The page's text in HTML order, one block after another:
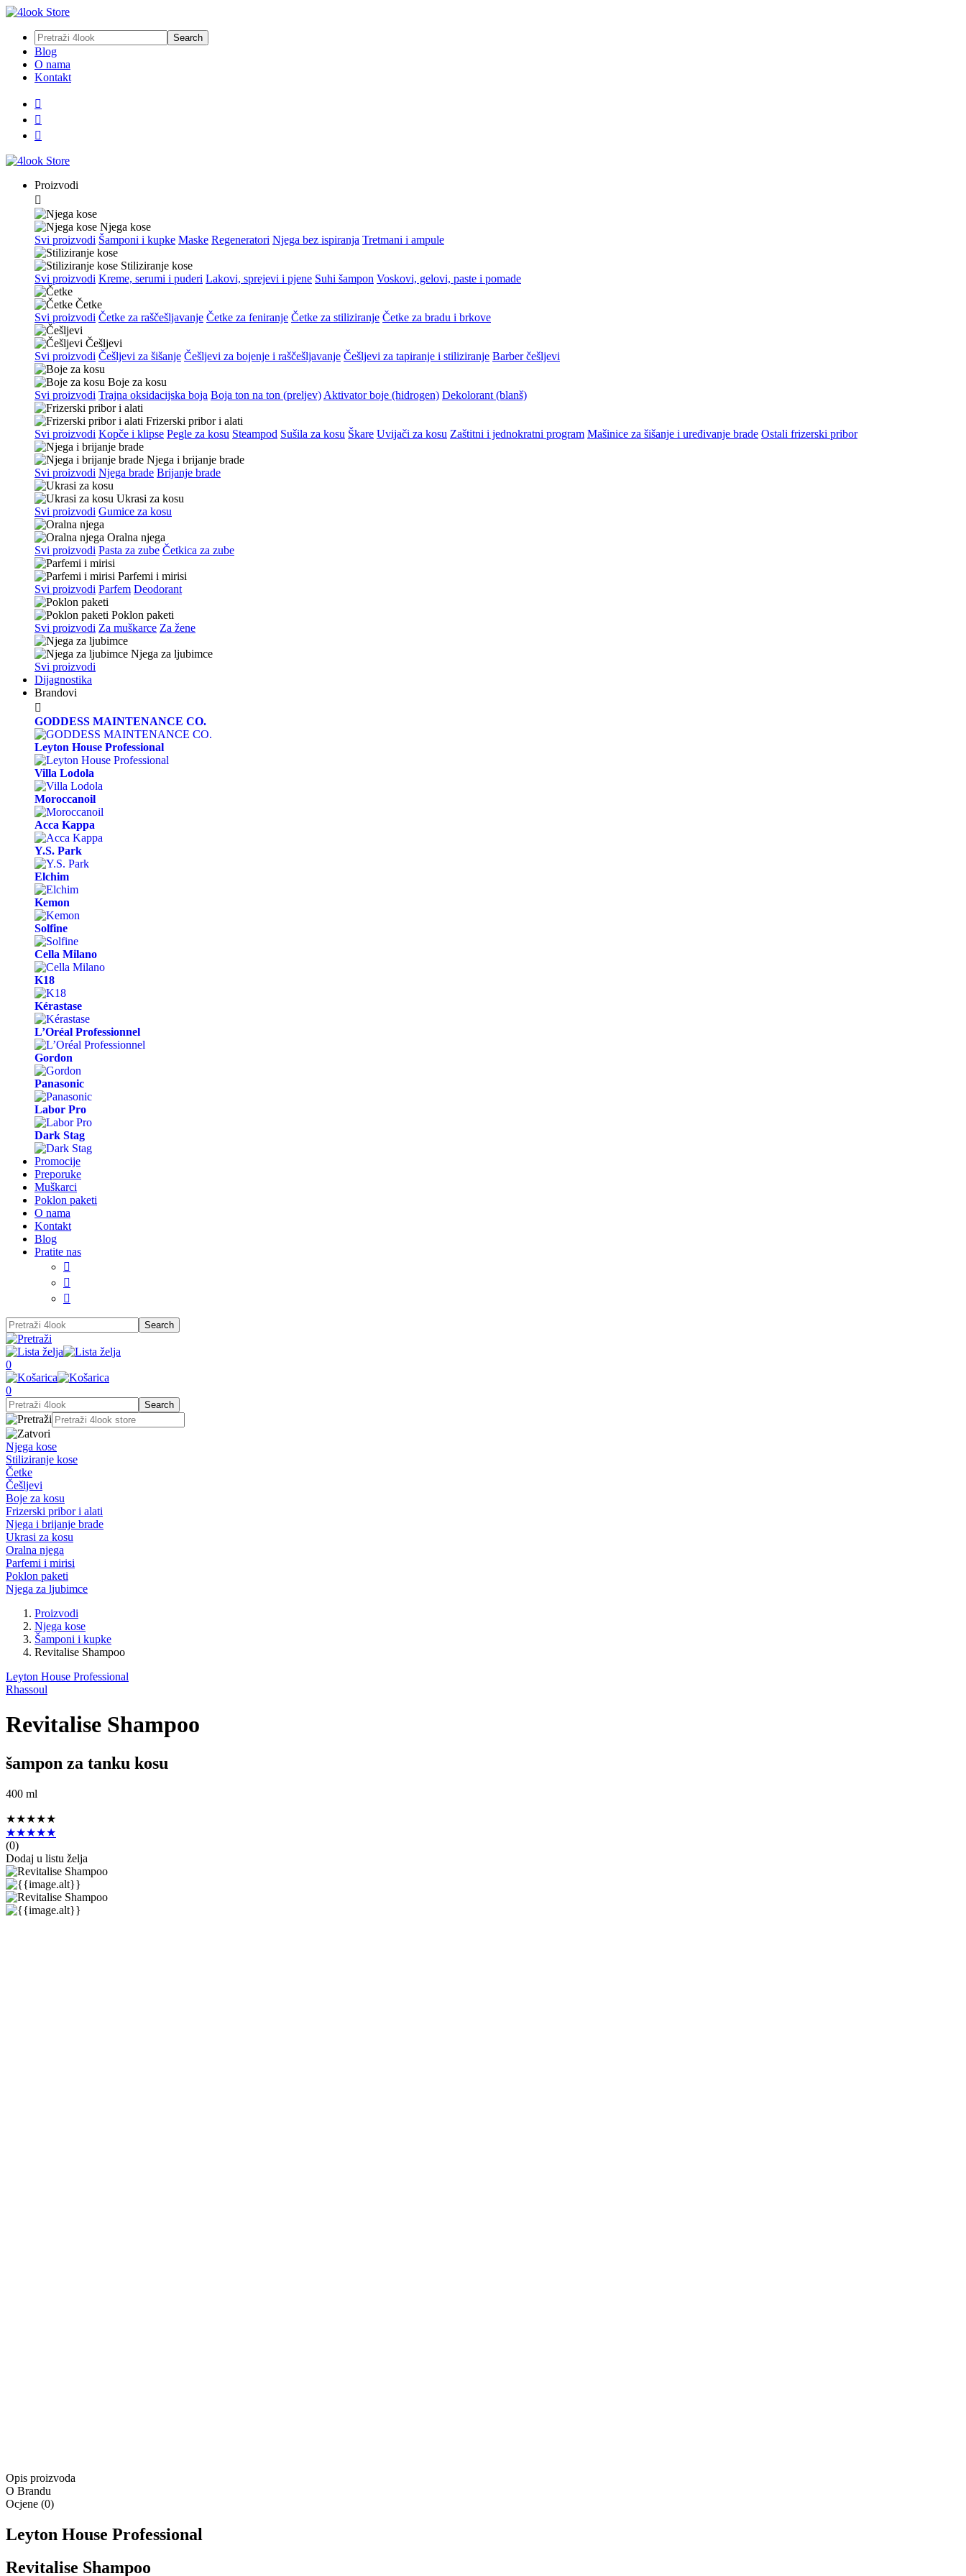
Blog
O nama
Kontakt



Proizvodi

Njega kose
Svi proizvodi Šamponi i kupke Maske Regeneratori Njega bez ispiranja Tretmani i ampule
Stiliziranje kose
Svi proizvodi Kreme, serumi i puderi Lakovi, sprejevi i pjene Suhi šampon Voskovi, gelovi, paste i pomade
Četke
Svi proizvodi Četke za raščešljavanje Četke za feniranje Četke za stiliziranje Četke za bradu i brkove
Češljevi
Svi proizvodi Češljevi za šišanje Češljevi za bojenje i raščešljavanje Češljevi za tapiranje i stiliziranje Barber češljevi
Boje za kosu
Svi proizvodi Trajna oksidacijska boja Boja ton na ton (preljev) Aktivator boje (hidrogen) Dekolorant (blanš)
Frizerski pribor i alati
Svi proizvodi Kopče i klipse Pegle za kosu Steampod Sušila za kosu Škare Uvijači za kosu Zaštitni i jednokratni program Mašinice za šišanje i uređivanje brade Ostali frizerski pribor
Njega i brijanje brade
Svi proizvodi Njega brade Brijanje brade
Ukrasi za kosu
Svi proizvodi Gumice za kosu
Oralna njega
Svi proizvodi Pasta za zube Četkica za zube
Parfemi i mirisi
Svi proizvodi Parfem Deodorant
Poklon paketi
Svi proizvodi Za muškarce Za žene
Njega za ljubimce
Svi proizvodi
Dijagnostika
Brandovi

GODDESS MAINTENANCE CO.
Leyton House Professional
Villa Lodola
Moroccanoil
Acca Kappa
Y.S. Park
Elchim
Kemon
Solfine
Cella Milano
K18
Kérastase
L’Oréal Professionnel
Gordon
Panasonic
Labor Pro
Dark Stag
Promocije
Preporuke
Muškarci
Poklon paketi
O nama
Kontakt
Blog
Pratite nas



0
0
Njega kose
Stiliziranje kose
Četke
Češljevi
Boje za kosu
Frizerski pribor i alati
Njega i brijanje brade
Ukrasi za kosu
Oralna njega
Parfemi i mirisi
Poklon paketi
Njega za ljubimce
Proizvodi
Njega kose
Šamponi i kupke
Revitalise Shampoo
Leyton House Professional
Rhassoul
Revitalise Shampoo
šampon za tanku kosu
400 ml
★★★★★
★★★★★
(0)
Dodaj u listu želja
Opis proizvoda
O Brandu
Ocjene (0)
Leyton House Professional
Revitalise Shampoo